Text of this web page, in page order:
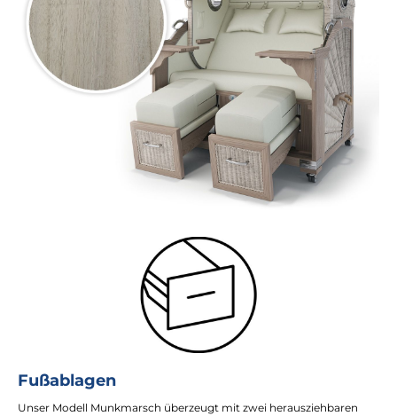
Fußablagen
Unser Modell Munkmarsch überzeugt mit zwei herausziehbaren